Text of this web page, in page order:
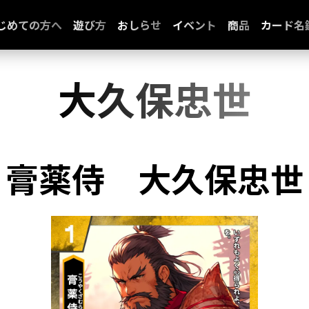
めての方へ 遊び方 おしらせ イベント 商品 カード名
大久保忠世
膏薬侍 大久保忠世